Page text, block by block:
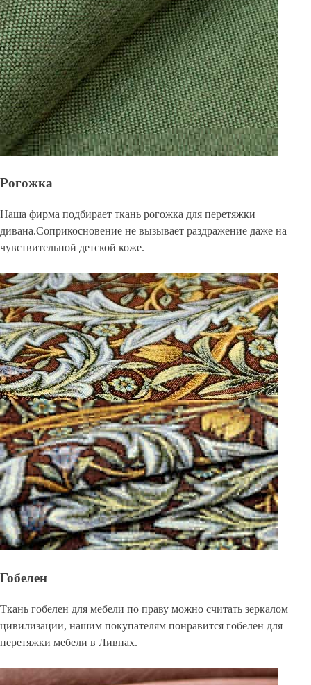
Рогожка
Наша фирма подбирает ткань рогожка для перетяжки
дивана.Соприкосновение не вызывает раздражение даже на
чувствительной детской коже.
Гобелен
Ткань гобелен для мебели по праву можно считать зеркалом
цивилизации, нашим покупателям понравится гобелен для
перетяжки мебели в Ливнах.